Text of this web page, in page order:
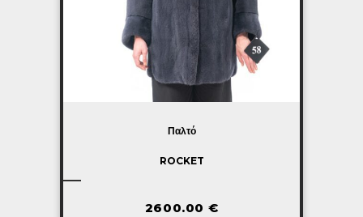
Παλτό
ROCKET
2600.00 €